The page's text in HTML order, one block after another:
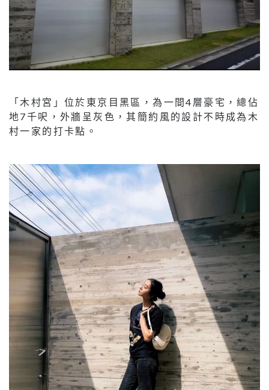
「木村宮」位於東京目黑區，為一間4層豪宅，總佔
地7千呎，外牆呈灰色，其簡約風的設計不時成為木
村一家的打卡點。